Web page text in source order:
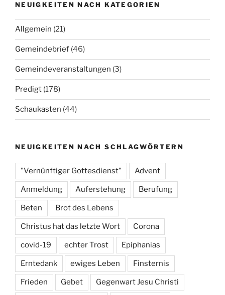
NEUIGKEITEN NACH KATEGORIEN
Allgemein (21)
Gemeindebrief (46)
Gemeindeveranstaltungen (3)
Predigt (178)
Schaukasten (44)
NEUIGKEITEN NACH SCHLAGWÖRTERN
"Vernünftiger Gottesdienst" Advent
Anmeldung Auferstehung Berufung
Beten Brot des Lebens
Christus hat das letzte Wort Corona
covid-19 echter Trost Epiphanias
Erntedank ewiges Leben Finsternis
Frieden Gebet Gegenwart Jesu Christi